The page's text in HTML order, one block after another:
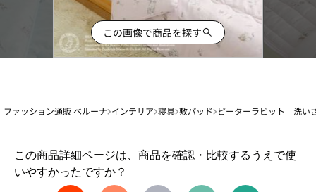
この画像で商品を探す
ファッション通販 ベルーナ インテリア 寝具 敷パッド ピーターラビット 洗い
この商品詳細ページは、商品を確認・比較するうえで使
いやすかったですか？
1
か